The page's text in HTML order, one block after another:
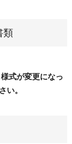
類
式が変更になっ
い。